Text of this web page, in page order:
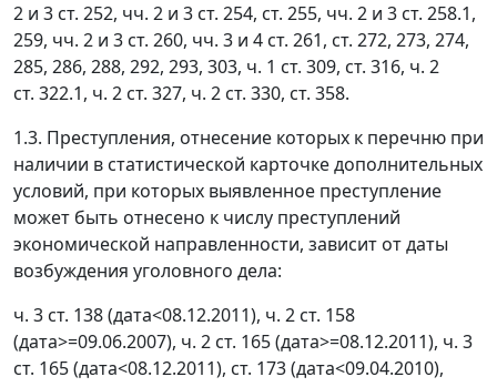
2 и 3 ст. 252, чч. 2 и 3 ст. 254, ст. 255, чч. 2 и 3 ст. 258.1,
259, чч. 2 и 3 ст. 260, чч. 3 и 4 ст. 261, ст. 272, 273, 274,
285, 286, 288, 292, 293, 303, ч. 1 ст. 309, ст. 316, ч. 2
ст. 322.1, ч. 2 ст. 327, ч. 2 ст. 330, ст. 358.
1.3. Преступления, отнесение которых к перечню при
наличии в статистической карточке дополнительных
условий, при которых выявленное преступление
может быть отнесено к числу преступлений
экономической направленности, зависит от даты
возбуждения уголовного дела:
ч. 3 ст. 138 (дата<08.12.2011), ч. 2 ст. 158
(дата>=09.06.2007), ч. 2 ст. 165 (дата>=08.12.2011), ч. 3
ст. 165 (дата<08.12.2011), ст. 173 (дата<09.04.2010),